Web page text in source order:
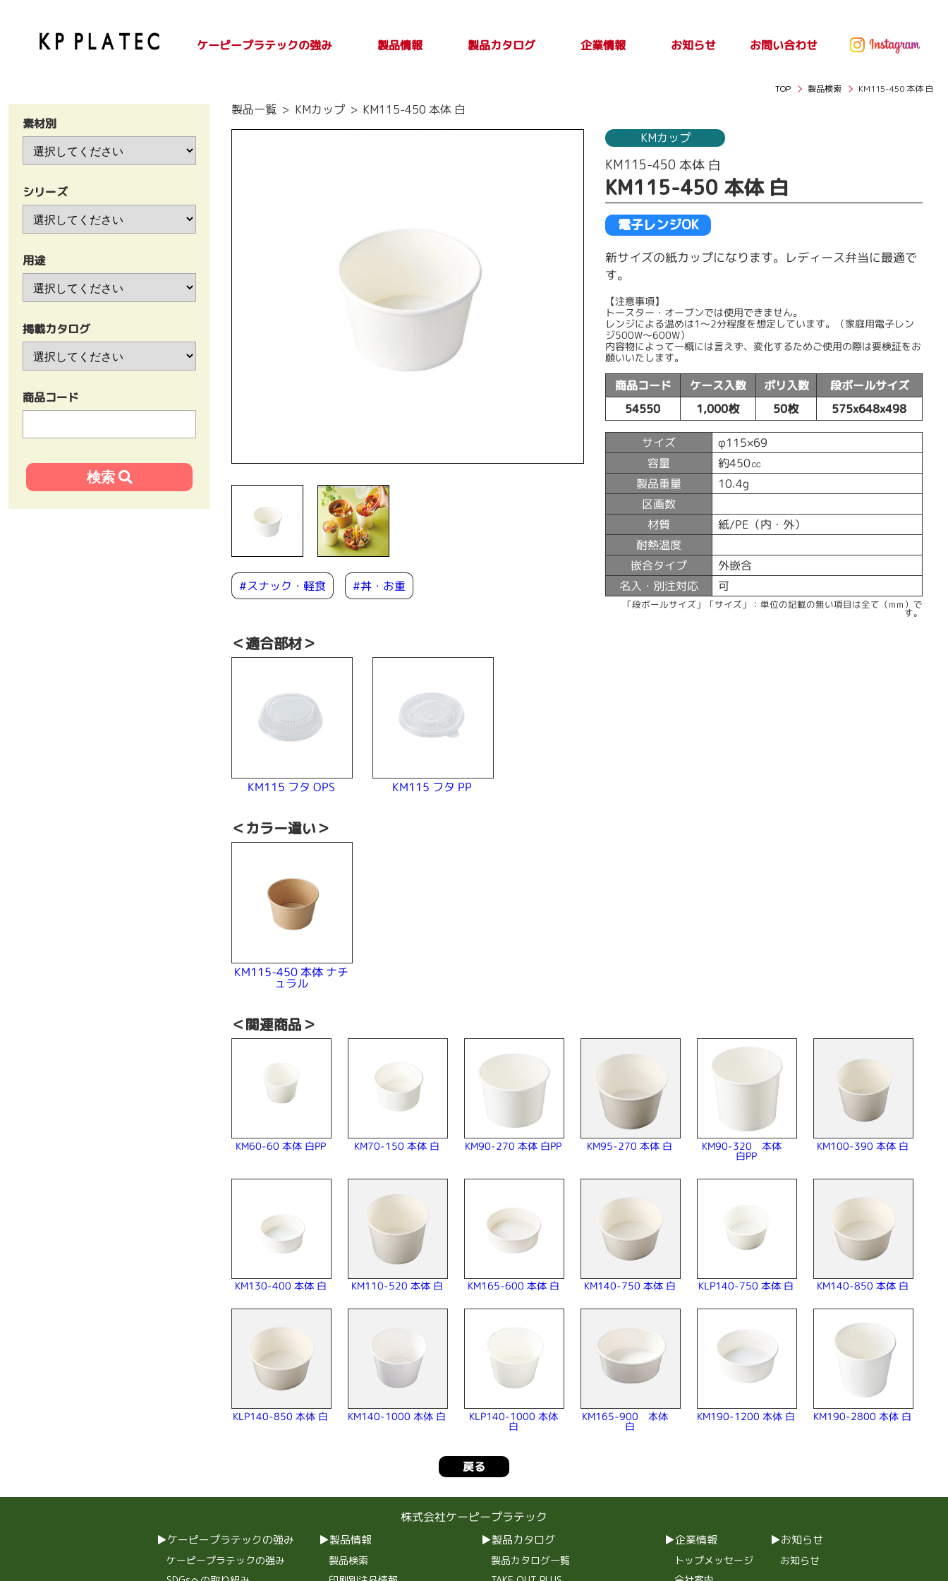
ケーピープラテックの強み 製品情報
報
取扱上の注意
製品カタログ 企業情報 お知らせ お問い合わせ
TOP 製品検索 KM115-450 本体 白
素材別
シリーズ
用途
掲載カタログ
商品コード
製品一覧 KMカップ KM115-450 本体 白
#スナック・軽食 #丼・お重
KMカップ
KM115-450 本体 白
KM115-450 本体 白
電子レンジOK
新サイズの紙カップになります。レディース弁当に最適で
す。
【注意事項】
トースター・オーブンでは使用できません。
レンジによる温めは1〜2分程度を想定しています。（家庭用電子レン
ジ500W〜600W）
内容物によって一概には言えず、変化するためご使用の際は要検証をお
願いいたします。
商品コード ケース入数 ポリ入数 段ボールサイズ
54550 1,000枚 50枚 575x648x498
サイズ φ115×69
容量 約450㏄
製品重量 10.4g
区画数
材質 紙/PE（内・外）
耐熱温度
嵌合タイプ 外嵌合
名入・別注対応 可
「段ボールサイズ」「サイズ」：単位の記載の無い項目は全て（mm）で
す。
＜適合部材＞
KM115 フタ OPS KM115 フタ PP
＜カラー違い＞
KM115-450 本体 ナチ
ュラル
＜関連商品＞
KM60-60 本体 白PP KM70-150 本体 白 KM90-270 本体 白PP KM95-270 本体 白 KM90-320 本体
白PP
KM100-390 本体 白
KM130-400 本体 白 KM110-520 本体 白 KM165-600 本体 白 KM140-750 本体 白 KLP140-750 本体 白 KM140-850 本体 白
KLP140-850 本体 白 KM140-1000 本体 白 KLP140-1000 本体
白
KM165-900 本体
白
KM190-1200 本体 白 KM190-2800 本体 白
戻る
株式会社ケーピープラテック
ケーピープラテックの強み
ケーピープラテックの強み
製品情報
製品検索
製品カタログ
製品カタログ一覧
企業情報
トップメッセージ
お知らせ
お知らせ